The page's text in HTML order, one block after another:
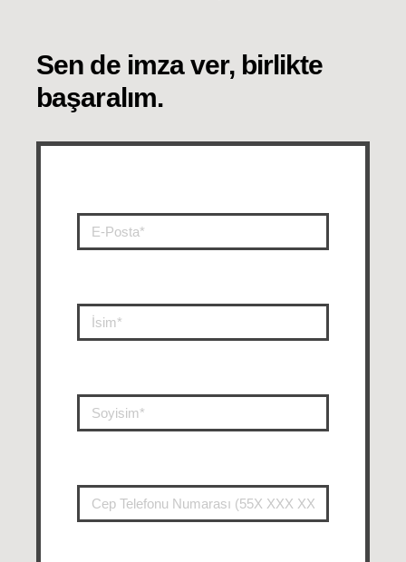
Sen de imza ver, birlikte
başaralım.